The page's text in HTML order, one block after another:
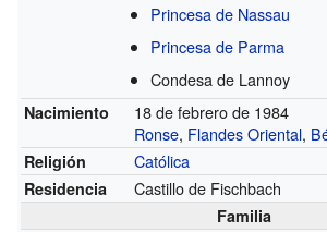
Princesa de Nassau
Princesa de Parma
Condesa de Lannoy
Nacimiento
18 de febrero de 1984
Ronse, Flandes Oriental,
Religión Católica
Residencia Castillo de Fischbach
Familia